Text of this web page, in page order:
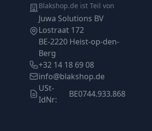
Blakshop.de ist Teil von
Juwa Solutions BV
Lostraat 172
BE-2220 Heist-op-den-
Berg
+32 14 18 69 08
info@blakshop.de
USt-
IdNr:
BE0744.933.868